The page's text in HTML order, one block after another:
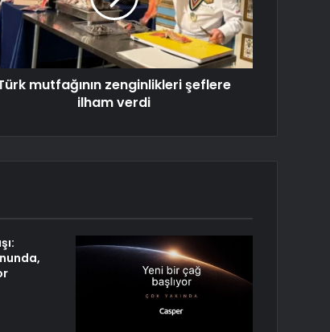
mutfağının zenginlikleri şeflere
ilham verdi